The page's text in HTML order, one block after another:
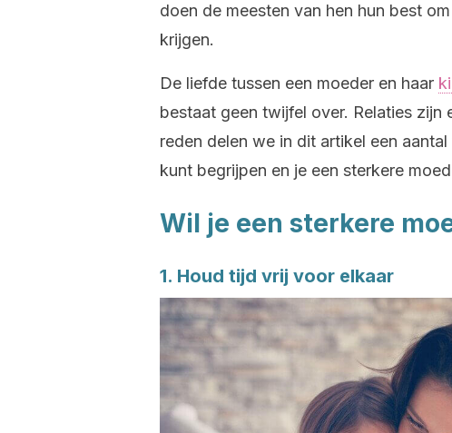
doen de meesten van hen hun best
krijgen.
De liefde tussen een moeder en haar
bestaat geen twijfel over. Relaties
reden delen we in dit artikel een
kunt begrijpen en je een sterkere
Wil je een sterkere
1. Houd tijd vrij voor elkaar